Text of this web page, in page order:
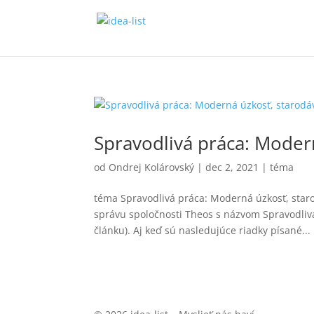
Spravodlivá práca:
od Ondrej Kolárovský |dec 2, 2021 |téma
téma Spravodlivá práca: Moderná úzkosť,
správu spoločnosti Theos s názvom
článku). Aj keď sú nasledujúce riadky písané...